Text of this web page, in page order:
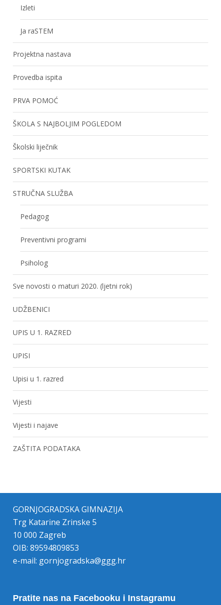
Izleti
Ja raSTEM
Projektna nastava
Provedba ispita
PRVA POMOĆ
ŠKOLA S NAJBOLJIM POGLEDOM
Školski liječnik
SPORTSKI KUTAK
STRUČNA SLUŽBA
Pedagog
Preventivni programi
Psiholog
Sve novosti o maturi 2020. (ljetni rok)
UDŽBENICI
UPIS U 1. RAZRED
UPISI
Upisi u 1. razred
Vijesti
Vijesti i najave
ZAŠTITA PODATAKA
GORNJOGRADSKA GIMNAZIJA
Trg Katarine Zrinske 5
10 000 Zagreb
OIB: 89594809853
e-mail: gornjogradska@ggg.hr
Pratite nas na Facebooku i Instagramu